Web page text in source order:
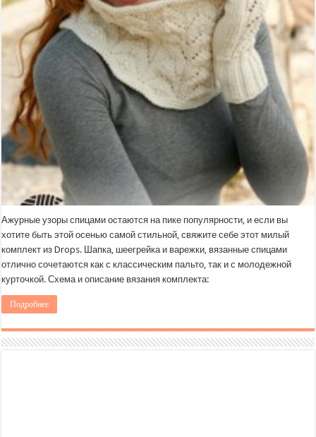
Ажурные узоры спицами остаются на пике популярности, и если вы
хотите быть этой осенью самой стильной, свяжите себе этот милый
комплект из Drops. Шапка, шеегрейка и варежки, вязанные спицами
отлично сочетаются как с классическим пальто, так и с молодежной
курточкой. Схема и описание вязания комплекта:
Подробнее